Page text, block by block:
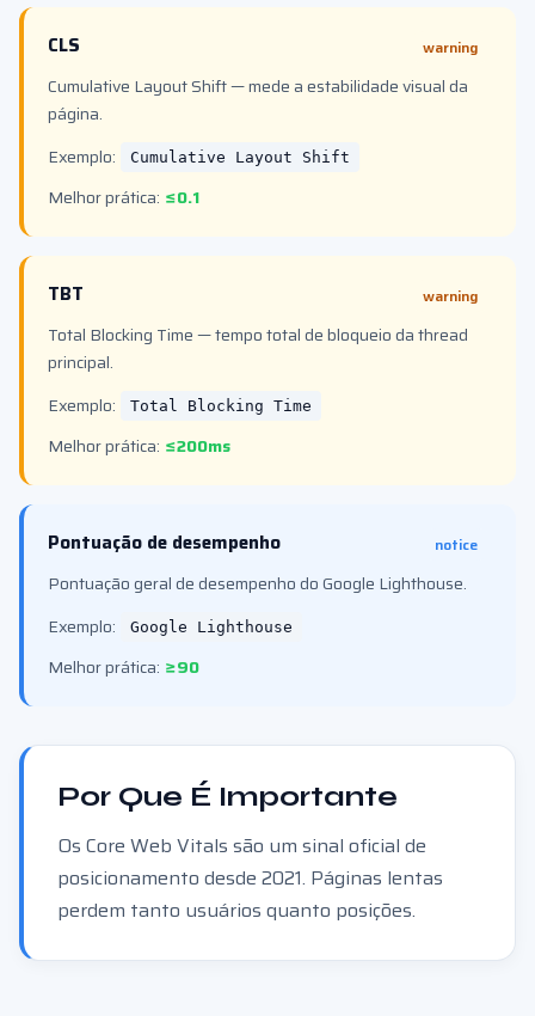
CLS warning
Cumulative Layout Shift — mede a estabilidade visual da
página.
Exemplo:
Cumulative Layout Shift
Melhor prática: ≤0.1
TBT warning
Total Blocking Time — tempo total de bloqueio da thread
principal.
Exemplo:
Total Blocking Time
Melhor prática: ≤200ms
Pontuação de desempenho notice
Pontuação geral de desempenho do Google Lighthouse.
Exemplo:
Google Lighthouse
Melhor prática: ≥90
Por Que É Importante
Os Core Web Vitals são um sinal oficial de
posicionamento desde 2021. Páginas lentas
perdem tanto usuários quanto posições.